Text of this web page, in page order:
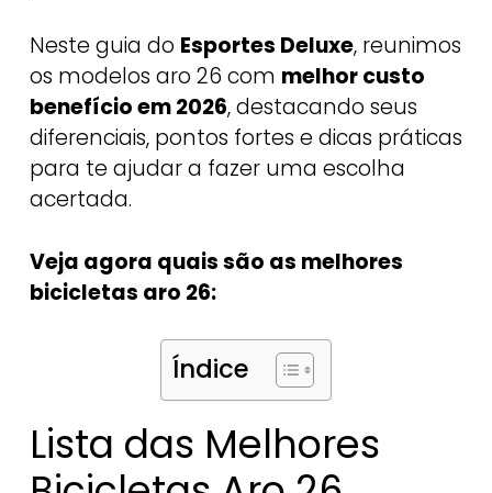
Neste guia do Esportes Deluxe, reunimos
os modelos aro 26 com melhor custo
benefício em 2026, destacando seus
diferenciais, pontos fortes e dicas práticas
para te ajudar a fazer uma escolha
acertada.
Veja agora quais são as melhores
bicicletas aro 26:
Índice
Lista das Melhores